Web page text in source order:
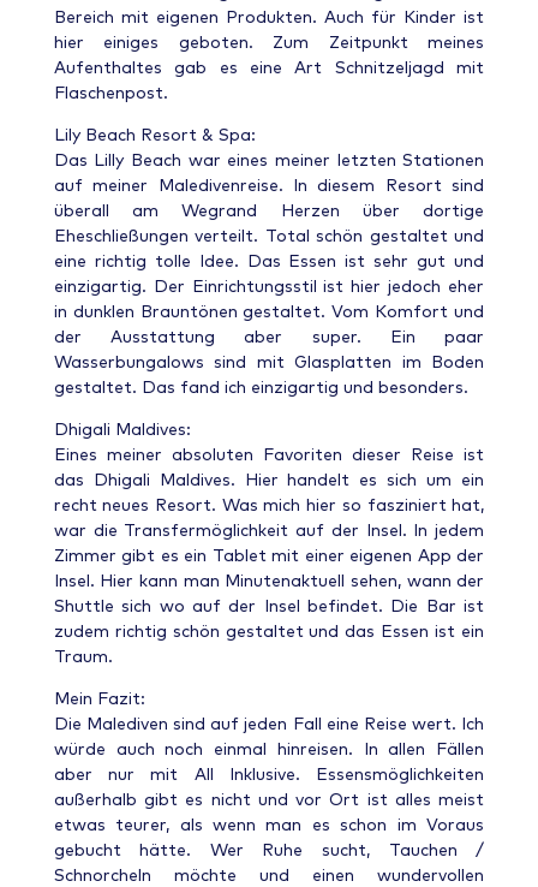
Bereich mit eigenen Produkten. Auch für Kinder ist
hier einiges geboten. Zum Zeitpunkt meines
Aufenthaltes gab es eine Art Schnitzeljagd mit
Flaschenpost.
Lily Beach Resort & Spa:
Das Lilly Beach war eines meiner letzten Stationen
auf meiner Maledivenreise. In diesem Resort sind
überall am Wegrand Herzen über dortige
Eheschließungen verteilt. Total schön gestaltet und
eine richtig tolle Idee. Das Essen ist sehr gut und
einzigartig. Der Einrichtungsstil ist hier jedoch eher
in dunklen Brauntönen gestaltet. Vom Komfort und
der Ausstattung aber super. Ein paar
Wasserbungalows sind mit Glasplatten im Boden
gestaltet. Das fand ich einzigartig und besonders.
Dhigali Maldives:
Eines meiner absoluten Favoriten dieser Reise ist
das Dhigali Maldives. Hier handelt es sich um ein
recht neues Resort. Was mich hier so fasziniert hat,
war die Transfermöglichkeit auf der Insel. In jedem
Zimmer gibt es ein Tablet mit einer eigenen App der
Insel. Hier kann man Minutenaktuell sehen, wann der
Shuttle sich wo auf der Insel befindet. Die Bar ist
zudem richtig schön gestaltet und das Essen ist ein
Traum.
Mein Fazit:
Die Malediven sind auf jeden Fall eine Reise wert. Ich
würde auch noch einmal hinreisen. In allen Fällen
aber nur mit All Inklusive. Essensmöglichkeiten
außerhalb gibt es nicht und vor Ort ist alles meist
etwas teurer, als wenn man es schon im Voraus
gebucht hätte. Wer Ruhe sucht, Tauchen /
Schnorcheln möchte und einen wundervollen